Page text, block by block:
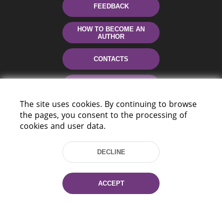
FEEDBACK
HOW TO BECOME AN
AUTHOR
CONTACTS
220114, Niezaležnasci Ave. 116, Minsk,
The site uses cookies. By continuing to browse
the pages, you consent to the processing of
cookies and user data.
DECLINE
ACCEPT